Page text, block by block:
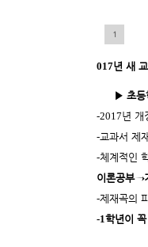
157
017년 새
▶ 초등
-2017년 개
-교과서 제
-체계적인
이론공부→
-제재곡의
-1학년이